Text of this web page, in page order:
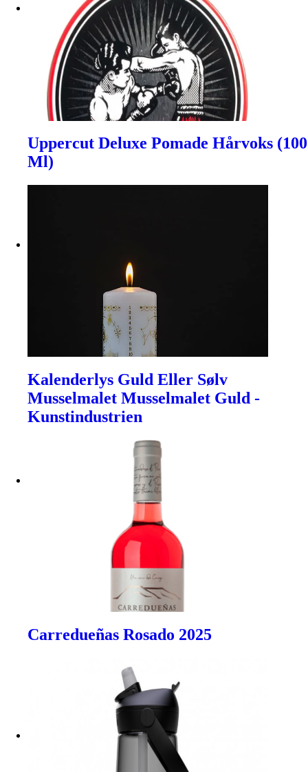
Uppercut Deluxe Pomade Hårvoks (100
Ml)
Kalenderlys Guld Eller Sølv
Musselmalet Musselmalet Guld -
Kunstindustrien
Carredueñas Rosado 2025